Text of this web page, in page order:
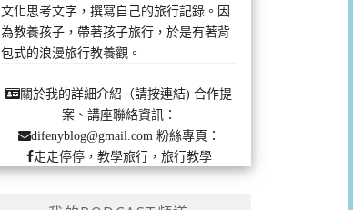
文化思考文字，撰寫自己的旅行記錄。因
為教養孩子，帶著孩子旅行，於是有著背
包式的浪漫旅行教養觀。
關於我的詳細介紹（請按連結) 合作提
案、講座聯絡資訊：
difenyblog@gmail.com粉絲專頁：
走走停停，教學旅行，旅行教學